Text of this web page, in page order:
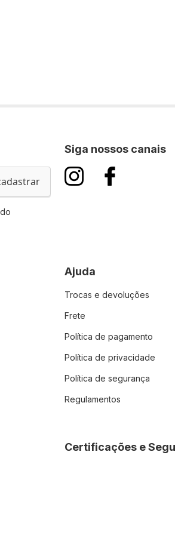
Siga nossos canais
Ajuda
Trocas e devoluções
Frete
Política de pagamento
Política de privacidade
Política de segurança
Regulamentos
Certificações e